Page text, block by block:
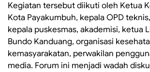
Kegiatan tersebut diikuti oleh Ketua
Kota Payakumbuh, kepala OPD
kepala puskesmas, akademisi, ketua
Bundo Kanduang, organisasi
kemasyarakatan, perwakilan
media. Forum ini menjadi wadah